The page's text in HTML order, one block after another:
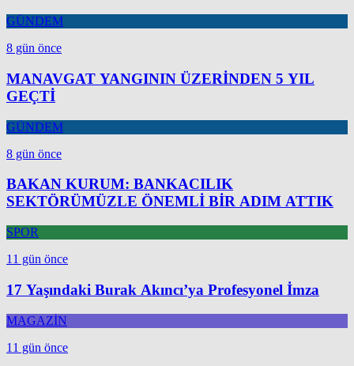
GÜNDEM
8 gün önce
MANAVGAT YANGININ ÜZERİNDEN 5 YIL
GEÇTİ
GÜNDEM
8 gün önce
BAKAN KURUM: BANKACILIK
SEKTÖRÜMÜZLE ÖNEMLİ BİR ADIM ATTIK
SPOR
11 gün önce
17 Yaşındaki Burak Akıncı’ya Profesyonel İmza
MAGAZİN
11 gün önce